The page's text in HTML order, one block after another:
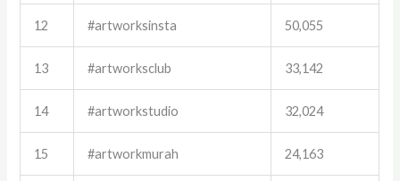
12 #artworksinsta 50,055
13 #artworksclub 33,142
14 #artworkstudio 32,024
15 #artworkmurah 24,163